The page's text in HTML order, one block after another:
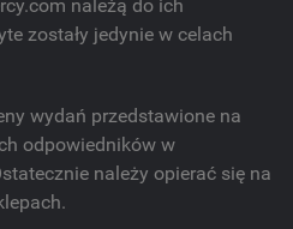
należą do ich
zostały jedynie w celach
wydań przedstawione na
odpowiedników w
należy opierać się na